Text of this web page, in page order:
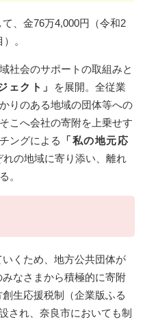
、金76万4,000円（令和2
。
社会のサポートの取組みと
ェクト」
を展開。全従業
りのある地域の団体等への
こへ会社の寄附を上乗せす
ングによる
「私の地元応
れの地域に寄り添い、離れ
。
くため、地方公共団体が
なさまから積極的に寄附
生応援税制（企業版ふる
され、奈良市においても制